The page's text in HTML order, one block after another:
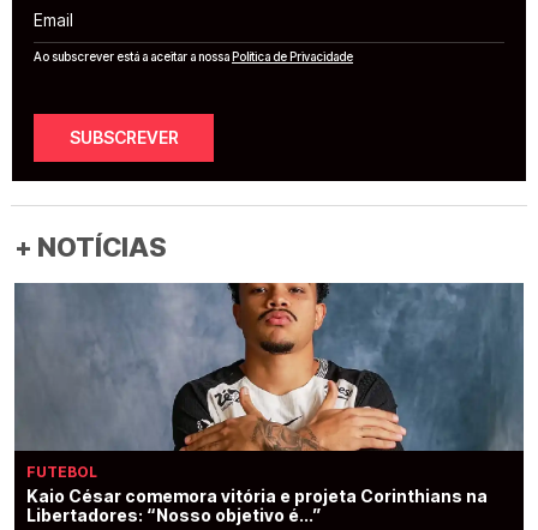
Email
Ao subscrever está a aceitar a nossaPolítica de Privacidade
SUBSCREVER
+ NOTÍCIAS
FUTEBOL
Kaio César comemora vitória e projeta Corinthians na
Libertadores: “Nosso objetivo é...”